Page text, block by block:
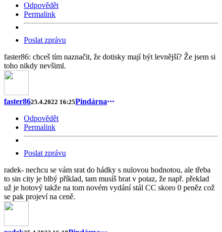
Odpovědět
Permalink
Poslat zprávu
faster86: chceš tím naznačit, že dotisky mají být levnější? Že jsem si
toho nikdy nevšiml.
faster8625.4.2022 16:25Pindárna
Odpovědět
Permalink
Poslat zprávu
radek- nechcu se vám srat do hádky s nulovou hodnotou, ale třeba
to sin city je blbý příklad, tam musíš brat v potaz, že např. překlad
už je hotový takže na tom novém vydání stál CC skoro 0 peněz což
se pak projeví na ceně.